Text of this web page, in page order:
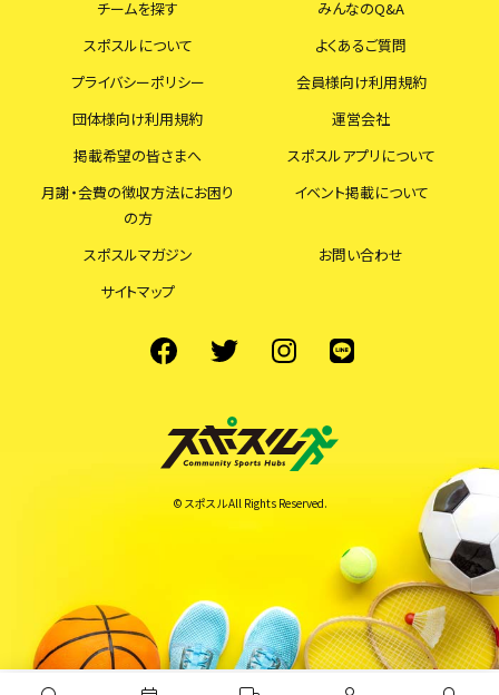
© スポスル All Rights Reserved.
チームを探す
みんなのQ&A
スポスルについて
よくあるご質問
プライバシーポリシー
会員様向け利用規約
団体様向け利用規約
運営会社
掲載希望の皆さまへ
スポスルアプリについて
月謝・会費の徴収方法にお困り
の方
イベント掲載について
スポスルマガジン
お問い合わせ
サイトマップ